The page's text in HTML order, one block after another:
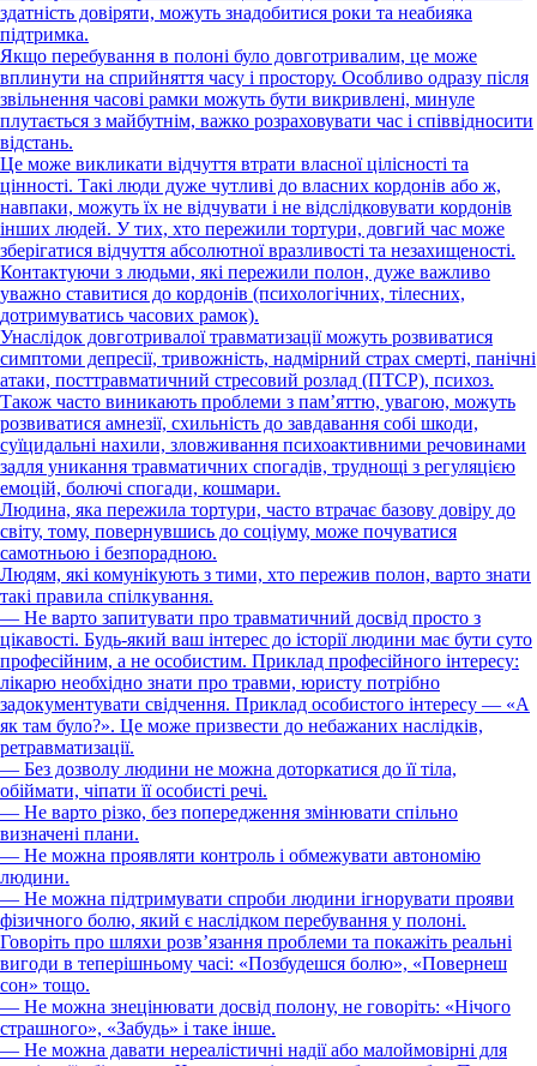
здатність довіряти, можуть знадобитися роки та неабияка
підтримка.
Якщо перебування в полоні було довготривалим, це може
вплинути на сприйняття часу і простору. Особливо одразу після
звільнення часові рамки можуть бути викривлені, минуле
плутається з майбутнім, важко розраховувати час і співвідносити
відстань.
Це може викликати відчуття втрати власної цілісності та
цінності. Такі люди дуже чутливі до власних кордонів або ж,
навпаки, можуть їх не відчувати і не відслідковувати кордонів
інших людей. У тих, хто пережили тортури, довгий час може
зберігатися відчуття абсолютної вразливості та незахищеності.
Контактуючи з людьми, які пережили полон, дуже важливо
уважно ставитися до кордонів (психологічних, тілесних,
дотримуватись часових рамок).
Унаслідок довготривалої травматизації можуть розвиватися
симптоми депресії, тривожність, надмірний страх смерті, панічні
атаки, посттравматичний стресовий розлад (ПТСР), психоз.
Також часто виникають проблеми з пам’яттю, увагою, можуть
розвиватися амнезії, схильність до завдавання собі шкоди,
суїцидальні нахили, зловживання психоактивними речовинами
задля уникання травматичних спогадів, труднощі з регуляцією
емоцій, болючі спогади, кошмари.
Людина, яка пережила тортури, часто втрачає базову довіру до
світу, тому, повернувшись до соціуму, може почуватися
самотньою і безпорадною.
Людям, які комунікують з тими, хто пережив полон, варто знати
такі правила спілкування.
— Не варто запитувати про травматичний досвід просто з
цікавості. Будь-який ваш інтерес до історії людини має бути суто
професійним, а не особистим. Приклад професійного інтересу:
лікарю необхідно знати про травми, юристу потрібно
задокументувати свідчення. Приклад особистого інтересу — «А
як там було?». Це може призвести до небажаних наслідків,
ретравматизації.
— Без дозволу людини не можна доторкатися до її тіла,
обіймати, чіпати її особисті речі.
— Не варто різко, без попередження змінювати спільно
визначені плани.
— Не можна проявляти контроль і обмежувати автономію
людини.
— Не можна підтримувати спроби людини ігнорувати прояви
фізичного болю, який є наслідком перебування у полоні.
Говоріть про шляхи розв’язання проблеми та покажіть реальні
вигоди в теперішньому часі: «Позбудешся болю», «Повернеш
сон» тощо.
— Не можна знецінювати досвід полону, не говоріть: «Нічого
страшного», «Забудь» і таке інше.
— Не можна давати нереалістичні надії або малоймовірні для